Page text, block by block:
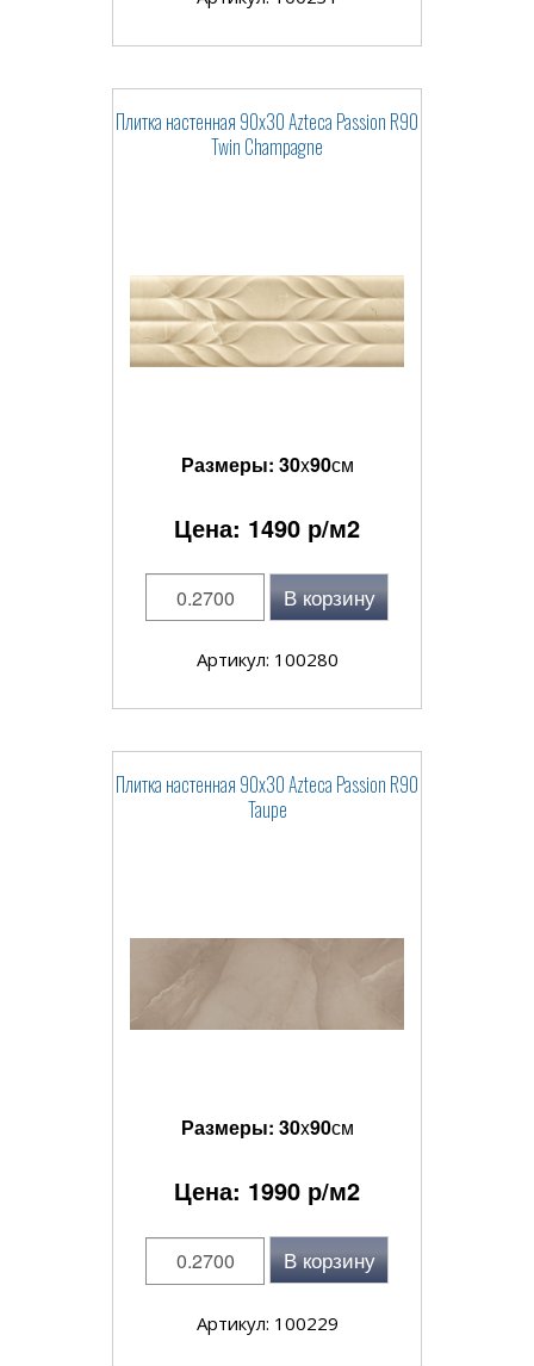
Плитка настенная 90x30 Azteca Passion R90
Twin Champagne
Размеры: 30x90см
Цена: 1490 р/м2
В корзину
Артикул: 100280
Плитка настенная 90x30 Azteca Passion R90
Taupe
Размеры: 30x90см
Цена: 1990 р/м2
В корзину
Артикул: 100229